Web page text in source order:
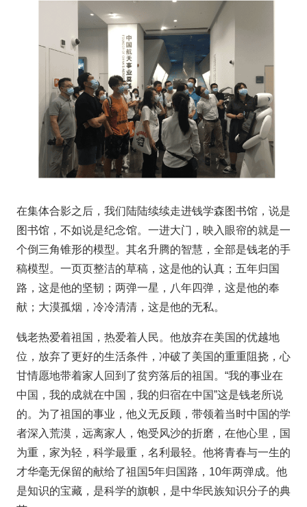
在集体合影之后，我们陆陆续续走进钱学森图书馆，说是
图书馆，不如说是纪念馆。一进大门，映入眼帘的就是一
个倒三角锥形的模型。其名升腾的智慧，全部是钱老的手
稿模型。一页页整洁的草稿，这是他的认真；五年归国
路，这是他的坚韧；两弹一星，八年四弹，这是他的奉
献；大漠孤烟，冷冷清清，这是他的无私。
钱老热爱着祖国，热爱着人民。他放弃在美国的优越地
位，放弃了更好的生活条件，冲破了美国的重重阻挠，心
甘情愿地带着家人回到了贫穷落后的祖国。“我的事业在
中国，我的成就在中国，我的归宿在中国”这是钱老所说
的。为了祖国的事业，他义无反顾，带领着当时中国的学
者深入荒漠，远离家人，饱受风沙的折磨，在他心里，国
为重，家为轻，科学最重，名利最轻。他将青春与一生的
才华毫无保留的献给了祖国5年归国路，10年两弹成。他
是知识的宝藏，是科学的旗帜，是中华民族知识分子的典